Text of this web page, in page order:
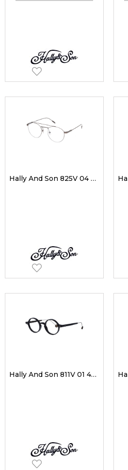
Hally And Son 825V 04 49-21 Unisex Optik Gözlükler
Hally And Son 811V 01 45-20 Unisex Optik Gözlükler